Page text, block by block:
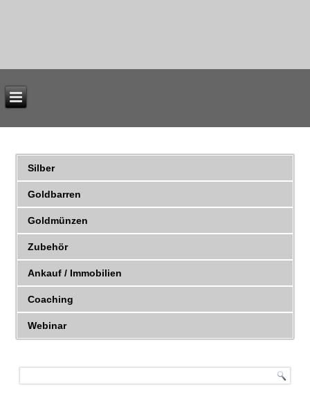
Silber
Goldbarren
Goldmünzen
Zubehör
Ankauf / Immobilien
Coaching
Webinar